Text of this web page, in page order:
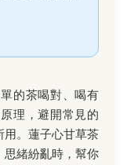
的茶喝對、喝有
理，避開常見的
。蓮子心甘草茶
緒紛亂時，幫你